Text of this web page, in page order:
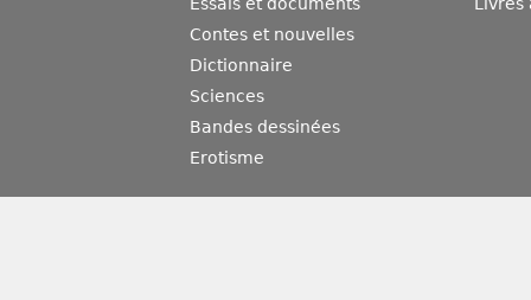
Essais et documents
Contes et nouvelles
Dictionnaire
Sciences
Bandes dessinées
Erotisme
Livres